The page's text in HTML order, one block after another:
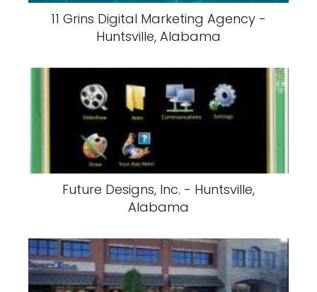
11 Grins Digital Marketing Agency -
Huntsville, Alabama
Future Designs, Inc. - Huntsville,
Alabama